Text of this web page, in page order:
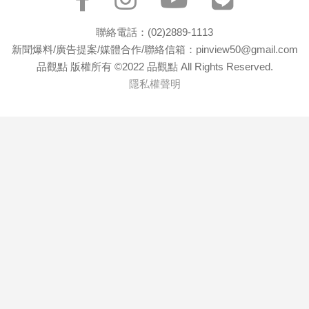
聯絡電話：(02)2889-1113
新聞爆料/廣告提案/媒體合作/聯絡信箱：pinview50@gmail.com
品觀點 版權所有 ©2022 品觀點 All Rights Reserved.
隱私權聲明